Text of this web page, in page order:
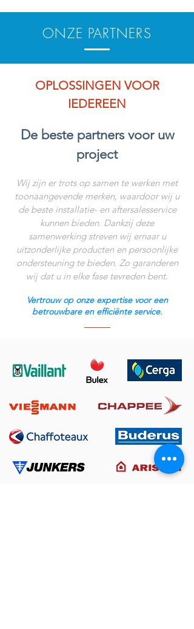
ONZE PARTNERS
OPLOSSINGEN VOOR
IEDEREEN
De beste partners voor uw
project
Wij zijn er trots op samen te werken met
toonaangevende merken, waardoor wij u
de beste installatie- en aftersalesservice
kunnen bieden. Dankzij deze
samenwerking streven wij ernaar u
uitzonderlijke producten en persoonlijke
ondersteuning te bieden. Zo garanderen
wij dat u in elke fase tevreden bent.
Vertrouw op onze expertise voor een
betrouwbare en efficiënte service.